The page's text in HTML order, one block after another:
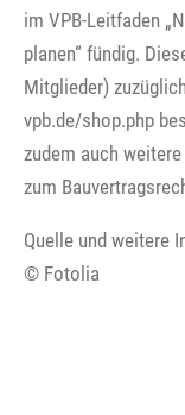
im VPB-Leitfaden
planen“ fündig.
Mitglieder)
vpb.de/shop.php
zudem auch
zum
Quelle und weitere
© Fotolia